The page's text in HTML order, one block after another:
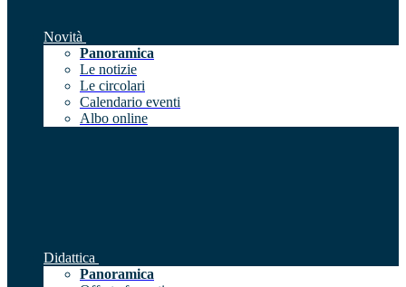
Novità
Panoramica
Le notizie
Le circolari
Calendario eventi
Albo online
Didattica
Panoramica